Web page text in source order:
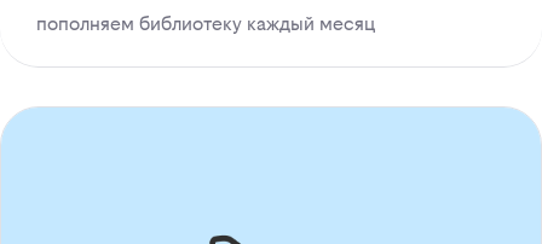
пополняем библиотеку каждый месяц